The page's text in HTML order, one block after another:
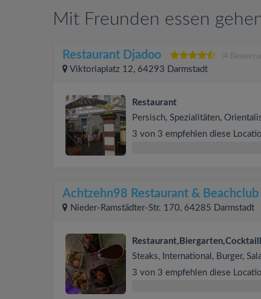
Mit Freunden essen
Restaurant Djadoo (4
Viktoriaplatz 12, 64293 Darmstadt
Restaurant
Persisch, Spezialitäten,
3 von 3 empfehlen diese
Achtzehn98 Restaurant & Beachclub
Nieder-Ramstädter-Str. 170, 64285 Darmstadt
Steaks, International, Burger,
3 von 3 empfehlen diese